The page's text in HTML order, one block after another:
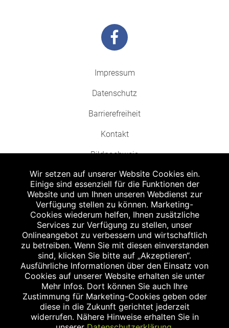
Impressum
Datenschutz
Barrierefreiheit
Kontakt
Bildnachweis
Abgabe in haushaltsüblichen Mengen, solange der Vorrat reicht. Für Druck-
und Satzfehler keine Haftung.
Zu Risiken und Nebenwirkungen lesen Sie die Packungsbeilage und fragen
Sie Ihren Arzt oder Apotheker.
Angabe nach der deutschen Arzneimitteltaxe Apothekenerstattungspreis
(AEP). Der AEP ist keine unverbindliche Preisempfehlung der Hersteller. Der
AEP ist ein von den Apotheken in Ansatz gebrachter Preis für rezeptfreie
Arzneimittel. Er entspricht in der Höhe dem für Apotheken verbindlichen
Abgabepreis, zu dem eine Apotheke in bestimmten Fällen (z.B. bei Kindern
unter 12 Jahren) das Produkt mit der gesetzlichen Krankenversicherung
abrechnet. Der AEP ist der allgemeine Erstattungspreis im Falle einer
Kostenübernahme durch die gesetzlichen Krankenkassen, vor Abzug eines
Zwangsrabattes (zur Zeit 5%) nach §130 Abs. 1 SGB V.
Wir setzen auf unserer Website Cookies ein.
Einige sind essenziell für die Funktionen der
Website und um Ihnen unseren Webdienst zur
Verfügung stellen zu können. Marketing-
Cookies wiederum helfen, Ihnen zusätzliche
Services zur Verfügung zu stellen, unser
Onlineangebot zu verbessern und wirtschaftlich
zu betreiben. Wenn Sie mit diesen einverstanden
sind, klicken Sie bitte auf „Akzeptieren“.
Ausführliche Informationen über den Einsatz von
Cookies auf unserer Website erhalten sie unter
Mehr Infos. Dort können Sie auch Ihre
Zustimmung für Marketing-Cookies geben oder
diese in die Zukunft gerichtet jederzeit
widerrufen. Nähere Hinweise erhalten Sie in